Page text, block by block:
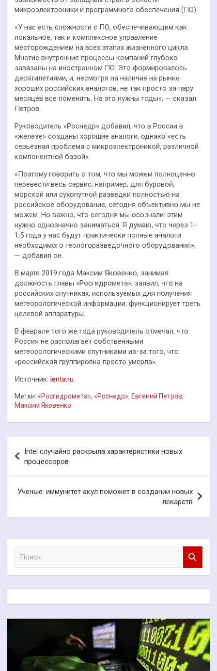
микроэлектроники и программного обеспечения (ПО).
«У нас есть сложности с ПО, обеспечивающим как
локальное, так и комплексное управление
месторождением на всех этапах жизненного цикла.
Многие внутренние процессы компаний глубоко
завязаны на иностранном ПО. Это формировалось
десятилетиями, и, несмотря на наличие на рынке
хороших российских аналогов, не так просто за пару
месяцев все поменять. На это нужны годы», — сказал
Петров.
Руководитель «Роснедр» добавил, что в России в
«железе» созданы хорошие аналоги, однако «есть
серьезная проблема с микроэлектроникой, различной
компонентной базой».
«Поэтому говорить о том, что мы можем полноценно
перевести весь сервис, например, для буровой,
морской или сухопутной разведки полностью на
российское оборудование, сегодня объективно мы не
можем. Но важно, что сегодня мы осознали: этим
нужно однозначно заниматься. Я думаю, что через 1-
1,5 года у нас будут практически полные аналоги
необходимого геологоразведочного оборудования»,
— добавил он.
В марте 2019 года Максим Яковенко, занимая
должность главы «Росгидромета», заявил, что на
российских спутниках, используемых для получения
метеорологической информации, функционирует треть
целевой аппаратуры.
В феврале того же года руководитель отмечал, что
Россия не располагает собственными
метеорологическими спутниками из-за того, что
«российская группировка просто умерла».
Источник: lenta.ru
Метки: «Росгидромета», «Роснедр», Евгений Петров,
Максим Яковенко
по
записям
Intel случайно раскрыла характеристики новых
процессоров
Ученые: иммунитет акул поможет в создании новых
лекарств
к